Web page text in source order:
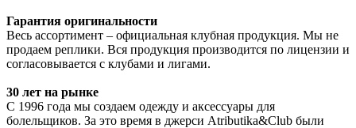
Гарантия оригинальности
Весь ассортимент – официальная клубная продукция. Мы не
продаем реплики. Вся продукция производится по лицензии и
согласовывается с клубами и лигами.
30 лет на рынке
С 1996 года мы создаем одежду и аксессуары для
болельщиков. За это время в джерси Atributika&Club были